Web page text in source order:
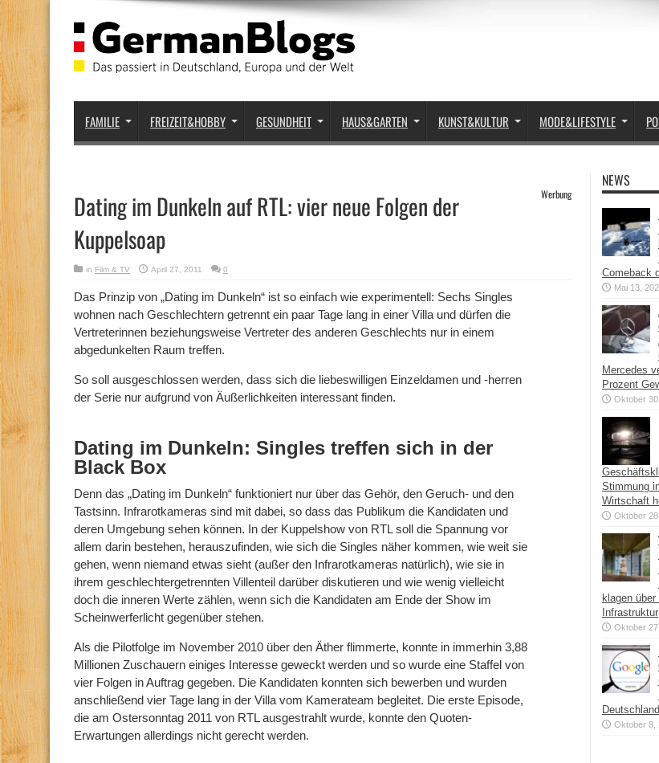
FAMILIE FREIZEIT&HOBBY GESUNDHEIT HAUS&GARTEN KUNST&KULTUR MODE&LIFESTYLE
Dating im Dunkeln auf RTL: vier neue Folgen der
Kuppelsoap
Werbung
in Film & TV April 27, 2011 0
Das Prinzip von „Dating im Dunkeln“ ist so einfach wie experimentell: Sechs Singles
wohnen nach Geschlechtern getrennt ein paar Tage lang in einer Villa und dürfen die
Vertreterinnen beziehungsweise Vertreter des anderen Geschlechts nur in einem
abgedunkelten Raum treffen.
So soll ausgeschlossen werden, dass sich die liebeswilligen Einzeldamen und -herren
der Serie nur aufgrund von Äußerlichkeiten interessant finden.
Dating im Dunkeln: Singles treffen sich in der
Black Box
Denn das „Dating im Dunkeln“ funktioniert nur über das Gehör, den Geruch- und den
Tastsinn. Infrarotkameras sind mit dabei, so dass das Publikum die Kandidaten und
deren Umgebung sehen können. In der Kuppelshow von RTL soll die Spannung vor
allem darin bestehen, herauszufinden, wie sich die Singles näher kommen, wie weit sie
gehen, wenn niemand etwas sieht (außer den Infrarotkameras natürlich), wie sie in
ihrem geschlechtergetrennten Villenteil darüber diskutieren und wie wenig vielleicht
doch die inneren Werte zählen, wenn sich die Kandidaten am Ende der Show im
Scheinwerferlicht gegenüber stehen.
Als die Pilotfolge im November 2010 über den Äther flimmerte, konnte in immerhin 3,88
Millionen Zuschauern einiges Interesse geweckt werden und so wurde eine Staffel von
vier Folgen in Auftrag gegeben. Die Kandidaten konnten sich bewerben und wurden
anschließend vier Tage lang in der Villa vom Kamerateam begleitet. Die erste Episode,
die am Ostersonntag 2011 von RTL ausgestrahlt wurde, konnte den Quoten-
Erwartungen allerdings nicht gerecht werden.
NEWS
Comeback
Mai 13,
Mercedes
Prozent
Oktober
Stimmung
Wirtschaft
Oktober
klagen
Infrastruktur
Oktober
Oktober 8,